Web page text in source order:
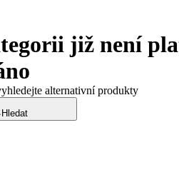
již není
alternativní produkty
Hledat